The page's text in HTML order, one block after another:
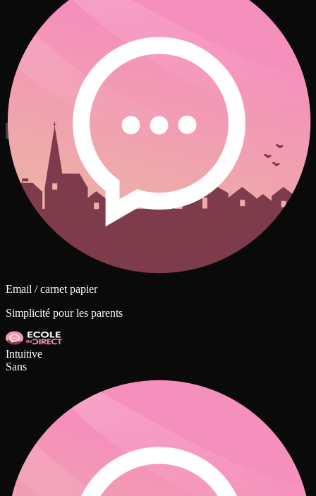
Email / carnet papier
Simplicité pour les parents
Intuitive
Sans